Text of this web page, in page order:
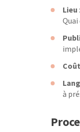
Lieu
Quai
Coût
à